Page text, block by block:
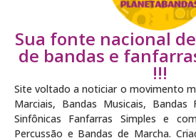
Sua fonte nacional
de bandas e
!!!
Site voltado a noticiar o movimento
Marciais, Bandas Musicais, Bandas
Sinfônicas Fanfarras Simples e
Percussão e Bandas de Marcha.